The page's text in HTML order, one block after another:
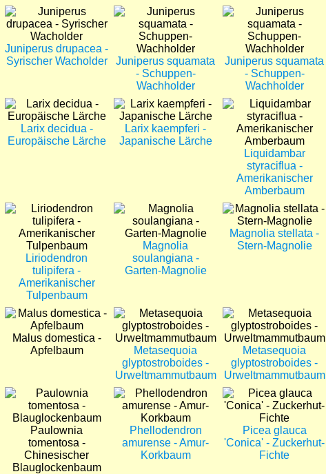
Bild
Juniperus drupacea -
Syrischer Wacholder
Bild
Juniperus squamata
- Schuppen-
Wachholder
Bild
Juniperus squamata
- Schuppen-
Wachholder
Bild
Larix decidua -
Europäische Lärche
Bild
Larix kaempferi -
Japanische Lärche
Bild
Liquidambar
styraciflua -
Amerikanischer
Amberbaum
Bild
Liriodendron
tulipifera -
Amerikanischer
Tulpenbaum
Bild
Magnolia
soulangiana -
Garten-Magnolie
Bild
Magnolia stellata -
Stern-Magnolie
Bild
Malus domestica -
Apfelbaum
Bild
Metasequoia
glyptostroboides -
Urweltmammutbaum
Bild
Metasequoia
glyptostroboides -
Urweltmammutbaum
Bild
Paulownia
tomentosa -
Chinesischer
Blauglockenbaum
Bild
Phellodendron
amurense - Amur-
Korkbaum
Bild
Picea glauca
'Conica' - Zuckerhut-
Fichte